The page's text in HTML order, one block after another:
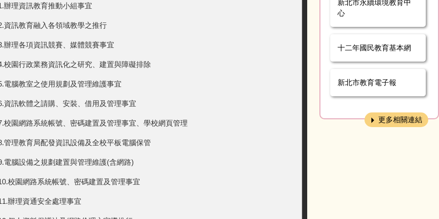
辦理資訊教育推動小組事宜
資訊教育融入各領域教學之推行
辦理各項資訊競賽、媒體競賽事宜
校園行政業務資訊化之研究、建置與障礙排除
電腦教室之使用規劃及管理維護事宜
資訊軟體之請購、安裝、借用及管理事宜
校園網路系統帳號、密碼建置及管理事宜、學校網頁管理
管理教育局配發資訊設備及全校平板電腦保管
電腦設備之規劃建置與管理維護(含網路)
校園網路系統帳號、密碼建置及管理事宜
辦理資通安全處理事宜
新北市永續環境教育中
心
十二年國民教育基本網
新北市教育電子報
更多相關連結